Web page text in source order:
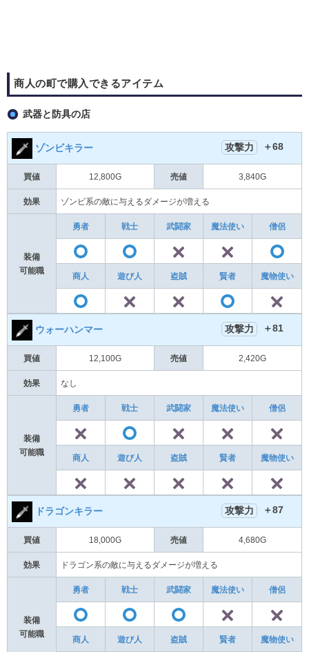
商人の町で購入できるアイテム
武器と防具の店
ゾンビキラー 攻撃力 ＋68
買値 12,800G 売値 3,840G
効果 ゾンビ系の敵に与えるダメージが増える
装備
可能職
勇者 戦士 武闘家 魔法使い 僧侶
商人 遊び人 盗賊 賢者 魔物使い
ウォーハンマー 攻撃力 ＋81
買値 12,100G 売値 2,420G
効果 なし
装備
可能職
勇者 戦士 武闘家 魔法使い 僧侶
商人 遊び人 盗賊 賢者 魔物使い
ドラゴンキラー 攻撃力 ＋87
買値 18,000G 売値 4,680G
効果 ドラゴン系の敵に与えるダメージが増える
装備
可能職
勇者 戦士 武闘家 魔法使い 僧侶
商人 遊び人 盗賊 賢者 魔物使い